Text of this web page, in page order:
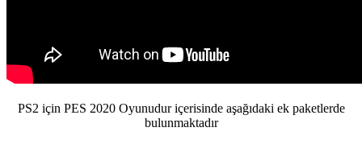
PS2 için PES 2020 Oyunudur içerisinde aşağıdaki ek paketlerde
bulunmaktadır